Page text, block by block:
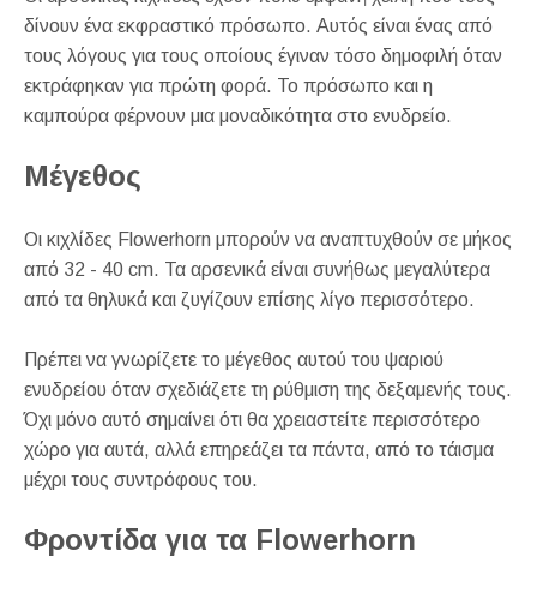
δίνουν ένα εκφραστικό πρόσωπο. Αυτός είναι ένας από
τους λόγους για τους οποίους έγιναν τόσο δημοφιλή όταν
εκτράφηκαν για πρώτη φορά. Το πρόσωπο και η
καμπούρα φέρνουν μια μοναδικότητα στο ενυδρείο.
Μέγεθος
Οι κιχλίδες Flowerhorn μπορούν να αναπτυχθούν σε μήκος
από 32 - 40 cm. Τα αρσενικά είναι συνήθως μεγαλύτερα
από τα θηλυκά και ζυγίζουν επίσης λίγο περισσότερο.
Πρέπει να γνωρίζετε το μέγεθος αυτού του ψαριού
ενυδρείου όταν σχεδιάζετε τη ρύθμιση της δεξαμενής τους.
Όχι μόνο αυτό σημαίνει ότι θα χρειαστείτε περισσότερο
χώρο για αυτά, αλλά επηρεάζει τα πάντα, από το τάισμα
μέχρι τους συντρόφους του.
Φροντίδα για τα Flowerhorn